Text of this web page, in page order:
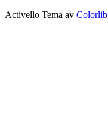
Activello Tema av Colorlib